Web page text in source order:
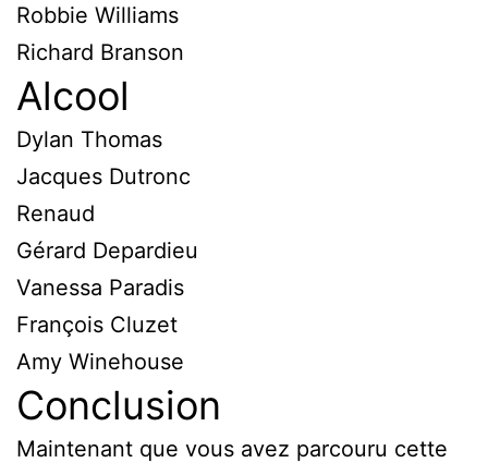
Robbie Williams
Richard Branson
Alcool
Dylan Thomas
Jacques Dutronc
Renaud
Gérard Depardieu
Vanessa Paradis
François Cluzet
Amy Winehouse
Conclusion
Maintenant que vous avez parcouru cette